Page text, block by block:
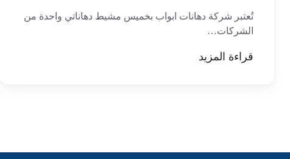
تُعتبر شركة دهانات ابواب بخميس مشيط دهاناتي واحدة من
الشركات…
قراءة المزيد